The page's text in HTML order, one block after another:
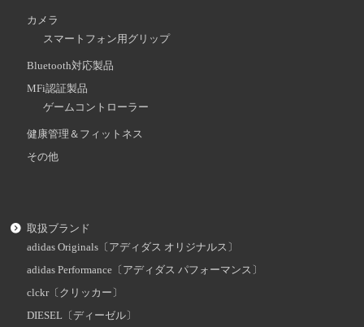
カメラ
スマートフォン用グリップ
Bluetooth対応製品
MFi認証製品
ゲームコントローラー
健康管理＆フィットネス
その他
取扱ブランド
adidas Originals〔アディダス オリジナルス〕
adidas Performance〔アディダス パフォーマンス〕
clckr〔クリッカー〕
DIESEL〔ディーゼル〕